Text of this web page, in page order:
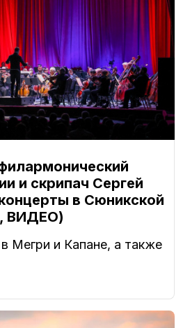
и скрипач Сергей
в Сюникской
ВИДЕО)
Мегри и Капане, а также